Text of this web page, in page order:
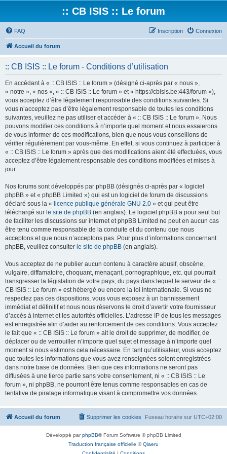
:: CB ISIS :: Le forum
FAQ Connexion
Inscription
Accueil du forum
:: CB ISIS :: Le forum - Conditions d’utilisation
En accédant à « :: CB ISIS :: Le forum » (désigné ci-après par « nous »,
« notre », « nos », « :: CB ISIS :: Le forum » et « https://cbisis.be:443/forum »),
vous acceptez d’être légalement responsable des conditions suivantes. Si
vous n’acceptez pas d’être légalement responsable de toutes les conditions
suivantes, veuillez ne pas utiliser et accéder à « :: CB ISIS :: Le forum ». Nous
pouvons modifier ces conditions à n’importe quel moment et nous essaierons
de vous informer de ces modifications, bien que nous vous conseillons de
vérifier régulièrement par vous-même. En effet, si vous continuez à participer à
« :: CB ISIS :: Le forum » après que des modifications aient été effectuées, vous
acceptez d’être légalement responsable des conditions modifiées et mises à
jour.
Nos forums sont développés par phpBB (désignés ci-après par « logiciel
phpBB » et « phpBB Limited ») qui est un logiciel de forum de discussions
déclaré sous la « licence publique générale GNU 2.0 » et qui peut être
téléchargé sur le site de phpBB (en anglais). Le logiciel phpBB a pour seul but
de faciliter les discussions sur internet et phpBB Limited ne peut en aucun cas
être tenu comme responsable de la conduite et du contenu que nous
acceptons et que nous n’acceptons pas. Pour plus d’informations concernant
phpBB, veuillez consulter le site de phpBB (en anglais).
Vous acceptez de ne publier aucun contenu à caractère abusif, obscène,
vulgaire, diffamatoire, choquant, menaçant, pornographique, etc. qui pourrait
transgresser la législation de votre pays, du pays dans lequel le serveur de « ::
CB ISIS :: Le forum » est hébergé ou encore la loi internationale. Si vous ne
respectez pas ces dispositions, vous vous exposez à un bannissement
immédiat et définitif et nous nous réservons le droit d’avertir votre fournisseur
d’accès à internet et les autorités officielles. L’adresse IP de tous les messages
est enregistrée afin d’aider au renforcement de ces conditions. Vous acceptez
le fait que « :: CB ISIS :: Le forum » ait le droit de supprimer, de modifier, de
déplacer ou de verrouiller n’importe quel sujet et message à n’importe quel
moment si nous estimons cela nécessaire. En tant qu’utilisateur, vous acceptez
que toutes les informations que vous avez renseignées soient enregistrées
dans notre base de données. Bien que ces informations ne seront pas
diffusées à une tierce partie sans votre consentement, ni « :: CB ISIS :: Le
forum », ni phpBB, ne pourront être tenus comme responsables en cas de
tentative de piratage informatique visant à compromettre vos données.
Accueil du forum Fuseau horaire sur UTC+02:00
Supprimer les cookies
Développé parphpBB® Forum Software © phpBB Limited
Traduction française officielle ©Qiaeru